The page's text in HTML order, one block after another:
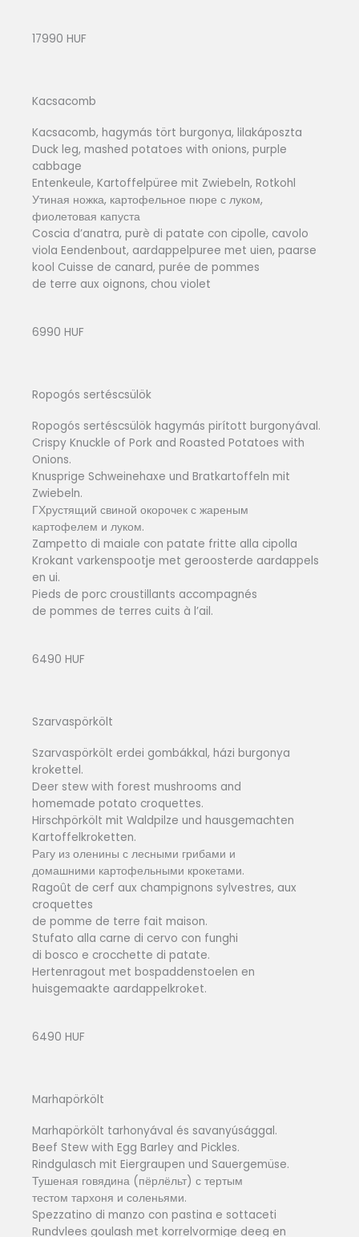
17990 HUF
Kacsacomb
Kacsacomb, hagymás tört burgonya, lilakáposzta
Duck leg, mashed potatoes with onions, purple
cabbage
Entenkeule, Kartoffelpüree mit Zwiebeln, Rotkohl
Утиная ножка, картофельное пюре с луком,
фиолетовая капуста
Coscia d’anatra, purè di patate con cipolle, cavolo
viola Eendenbout, aardappelpuree met uien, paarse
kool Cuisse de canard, purée de pommes
de terre aux oignons, chou violet
6990 HUF
Ropogós sertéscsülök
Ropogós sertéscsülök hagymás pirított burgonyával.
Crispy Knuckle of Pork and Roasted Potatoes with
Onions.
Knusprige Schweinehaxe und Bratkartoffeln mit
Zwiebeln.
ГХрустящий свиной окорочек с жареным
картофелем и луком.
Zampetto di maiale con patate fritte alla cipolla
Krokant varkenspootje met geroosterde aardappels
en ui.
Pieds de porc croustillants accompagnés
de pommes de terres cuits à l’ail.
6490 HUF
Szarvaspörkölt
Szarvaspörkölt erdei gombákkal, házi burgonya
krokettel.
Deer stew with forest mushrooms and
homemade potato croquettes.
Hirschpörkölt mit Waldpilze und hausgemachten
Kartoffelkroketten.
Рагу из оленины с лесными грибами и
домашними картофельными крокетами.
Ragoût de cerf aux champignons sylvestres, aux
croquettes
de pomme de terre fait maison.
Stufato alla carne di cervo con funghi
di bosco e crocchette di patate.
Hertenragout met bospaddenstoelen en
huisgemaakte aardappelkroket.
6490 HUF
Marhapörkölt
Marhapörkölt tarhonyával és savanyúsággal.
Beef Stew with Egg Barley and Pickles.
Rindgulasch mit Eiergraupen und Sauergemüse.
Тушеная говядина (пёрлёльт) с тертым
тестом тархоня и соленьями.
Spezzatino di manzo con pastina e sottaceti
Rundvlees goulash met korrelvormige deeg en